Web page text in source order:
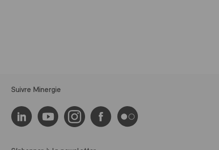
Suivre Minergie